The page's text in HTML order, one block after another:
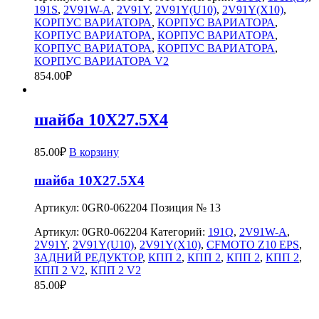
191S, 2V91W-A, 2V91Y, 2V91Y(U10), 2V91Y(X10),
КОРПУС ВАРИАТОРА, КОРПУС ВАРИАТОРА,
КОРПУС ВАРИАТОРА, КОРПУС ВАРИАТОРА,
КОРПУС ВАРИАТОРА, КОРПУС ВАРИАТОРА,
КОРПУС ВАРИАТОРА V2
854.00₽
шайба 10X27.5X4
85.00₽ В корзину
шайба 10X27.5X4
Артикул: 0GR0-062204 Позиция № 13
Артикул: 0GR0-062204 Категорий: 191Q, 2V91W-A,
2V91Y, 2V91Y(U10), 2V91Y(X10), CFMOTO Z10 EPS,
ЗАДНИЙ РЕДУКТОР, КПП 2, КПП 2, КПП 2, КПП 2,
КПП 2 V2, КПП 2 V2
85.00₽